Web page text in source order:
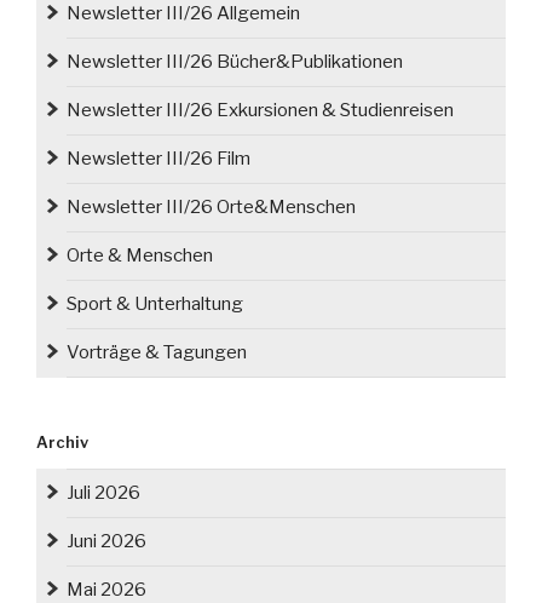
Newsletter III/26 Allgemein
Newsletter III/26 Bücher&Publikationen
Newsletter III/26 Exkursionen & Studienreisen
Newsletter III/26 Film
Newsletter III/26 Orte&Menschen
Orte & Menschen
Sport & Unterhaltung
Vorträge & Tagungen
Archiv
Juli 2026
Juni 2026
Mai 2026